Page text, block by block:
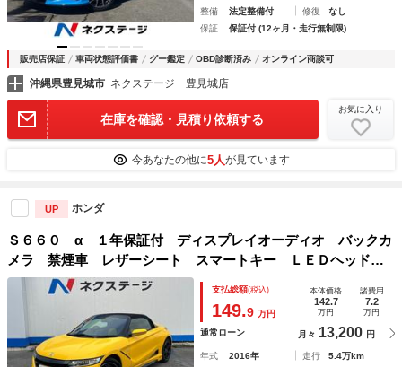
整備
法定整備付 修復
なし
保証
保証付 (12ヶ月・走行無制限)
販売店保証 車両状態評価書 グー鑑定 OBD診断済み オンライン商談可
沖縄県豊見城市 ネクステージ 豊見城店
在庫を確認・見積り依頼する
お気に入り
今あなたの他に5人が見ています
UP ホンダ
Ｓ６６０ α １年保証付 ディスプレイオーディオ バックカ
メラ 禁煙車 レザーシート スマートキー ＬＥＤヘッド
ＥＴＣ 純正１５インチアルミ オートライト オートエアコ
ン Ｂｌｕｅｔｏｏｔｈ パドルシフト
支払総額(税込)
149.9 万円
本体価格
142.7
万円
諸費用
7.2
万円
通常ローン 月々 13,200 円
年式 2016年 走行
5.4万km